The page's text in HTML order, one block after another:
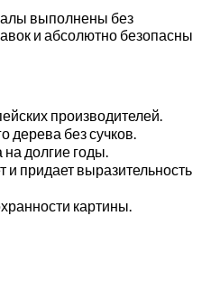
выполнены без
и абсолютно безопасны
производителей.
дерева без сучков.
долгие годы.
придает выразительность
картины.